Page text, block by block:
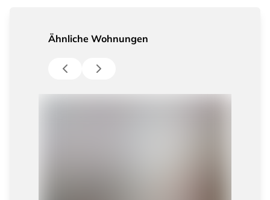
Ähnliche Wohnungen